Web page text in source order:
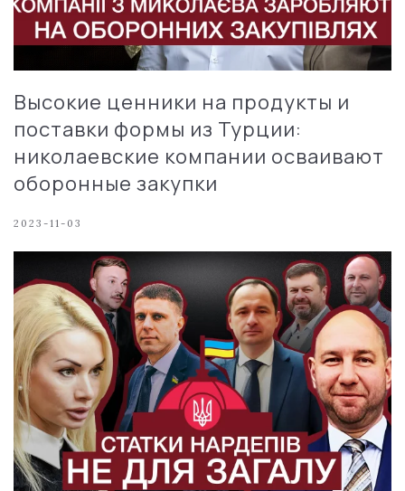
Высокие ценники на продукты и
поставки формы из Турции:
николаевские компании осваивают
оборонные закупки
2023-11-03